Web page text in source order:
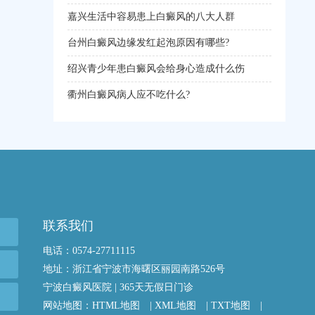
嘉兴生活中容易患上白癜风的八大人群
台州白癜风边缘发红起泡原因有哪些?
绍兴青少年患白癜风会给身心造成什么伤
衢州白癜风病人应不吃什么?
联系我们
电话：0574-27711115
地址：浙江省宁波市海曙区丽园南路526号
宁波白癜风医院 | 365天无假日门诊
网站地图： HTML地图 XML地图 TXT地图